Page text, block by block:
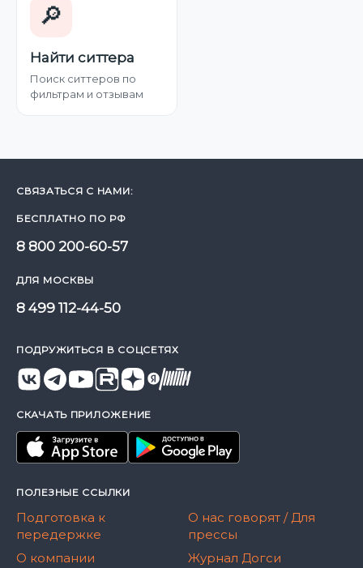
🔎
Найти ситтера
Поиск ситтеров по
фильтрам и отзывам
СВЯЗАТЬСЯ С НАМИ:
БЕСПЛАТНО ПО РФ
8 800 200-60-57
ДЛЯ МОСКВЫ
8 499 112-44-50
ПОДРУЖИТЬСЯ В СОЦСЕТЯХ
СКАЧАТЬ ПРИЛОЖЕНИЕ
ПОЛЕЗНЫЕ ССЫЛКИ
Подготовка к
передержке
О компании
О нас говорят / Для
прессы
Журнал Догси